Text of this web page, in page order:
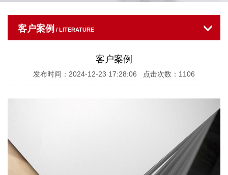
客户案例 / LITERATURE
客户案例
发布时间：2024-12-23 17:28:06 点击次数：1106